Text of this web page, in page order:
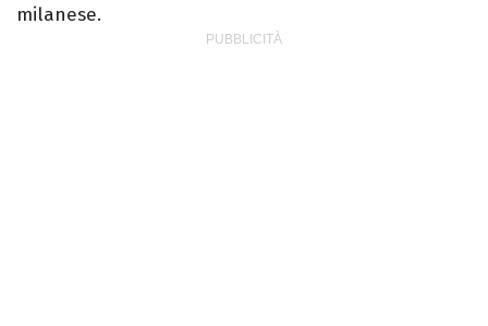
milanese.